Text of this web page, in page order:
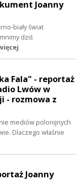
Joanny
biały świat
dziś
Fala" - reportaż
Lwów w
- rozmowa z
mediów polonijnych
Dlaczego właśnie
Joanny